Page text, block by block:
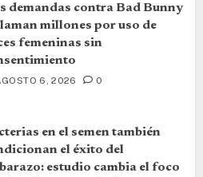
demandas contra Bad Bunny
millones por uso de
femeninas sin
6, 2026 0
en el semen también
el éxito del
estudio cambia el foco